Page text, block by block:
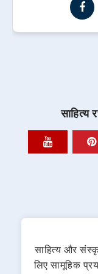
साहित्य
साहित्य और
लिए सामूहिक